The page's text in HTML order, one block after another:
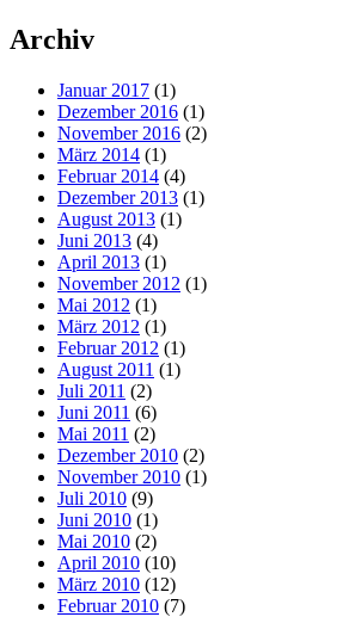
Archiv
Januar 2017 (1)
Dezember 2016 (1)
November 2016 (2)
März 2014 (1)
Februar 2014 (4)
Dezember 2013 (1)
August 2013 (1)
Juni 2013 (4)
April 2013 (1)
November 2012 (1)
Mai 2012 (1)
März 2012 (1)
Februar 2012 (1)
August 2011 (1)
Juli 2011 (2)
Juni 2011 (6)
Mai 2011 (2)
Dezember 2010 (2)
November 2010 (1)
Juli 2010 (9)
Juni 2010 (1)
Mai 2010 (2)
April 2010 (10)
März 2010 (12)
Februar 2010 (7)